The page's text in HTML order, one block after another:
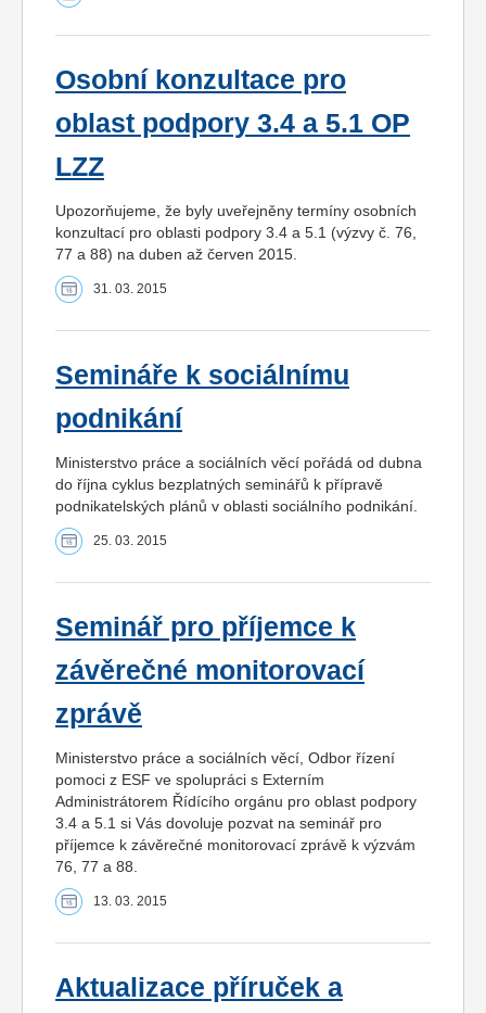
Osobní konzultace pro
oblast podpory 3.4 a 5.1 OP
LZZ
Upozorňujeme, že byly uveřejněny termíny osobních
konzultací pro oblasti podpory 3.4 a 5.1 (výzvy č. 76,
77 a 88) na duben až červen 2015.
31. 03. 2015
Semináře k sociálnímu
podnikání
Ministerstvo práce a sociálních věcí pořádá od dubna
do října cyklus bezplatných seminářů k přípravě
podnikatelských plánů v oblasti sociálního podnikání.
25. 03. 2015
Seminář pro příjemce k
závěrečné monitorovací
zprávě
Ministerstvo práce a sociálních věcí, Odbor řízení
pomoci z ESF ve spolupráci s Externím
Administrátorem Řídícího orgánu pro oblast podpory
3.4 a 5.1 si Vás dovoluje pozvat na seminář pro
příjemce k závěrečné monitorovací zprávě k výzvám
76, 77 a 88.
13. 03. 2015
Aktualizace příruček a